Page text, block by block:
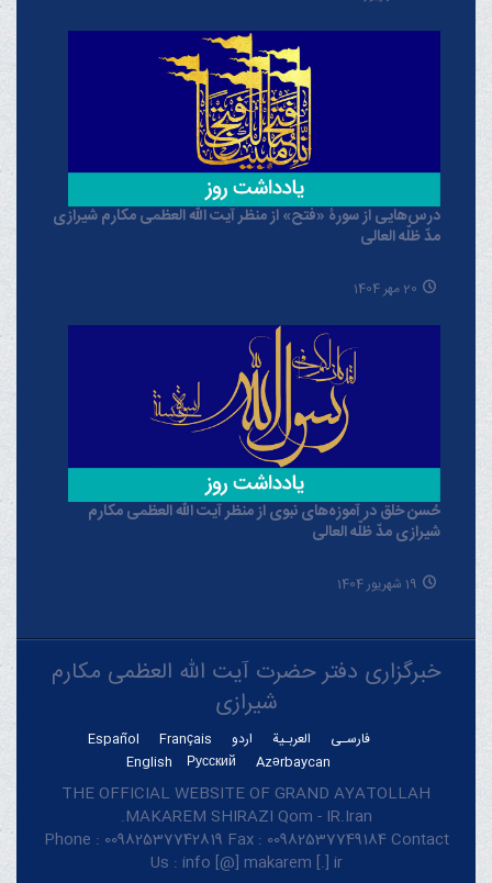
درس‌هایی از سورۀ «فتح» از منظر آیت الله العظمی مکارم شیرازی
مدّ ظلّه العالی
20 مهر 1404
حُسن خلق در آموزه‌های نبوی از منظر آیت الله العظمی مکارم
شیرازی مدّ ظلّه العالی
19 شهریور 1404
خبرگزاری دفتر حضرت آیت الله العظمی مکارم
شیرازی
فارسـی العربـیة اردو Français
Español
Azərbaycan
Русский
English
THE OFFICIAL WEBSITE OF GRAND AYATOLLAH
MAKAREM SHIRAZI Qom - IR.Iran.
Phone : 00982537742819 Fax : 00982537749184 Contact
Us : info [@] makarem [.] ir